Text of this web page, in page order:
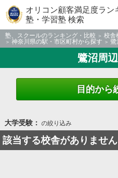
オリコン顧客満足度ラン
塾・学習塾 検索
塾、スクールのランキング・比較
校舎
神奈川県の駅・市区町村から探す
鷺
鷺沼周
目的から
大学受験： の絞り込み
該当する校舎がありません